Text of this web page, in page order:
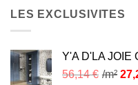
LES EXCLUSIVITES
Y'A D'LA JOIE
56,14€ /m²